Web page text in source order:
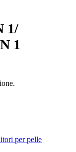
1/
1
per pelle